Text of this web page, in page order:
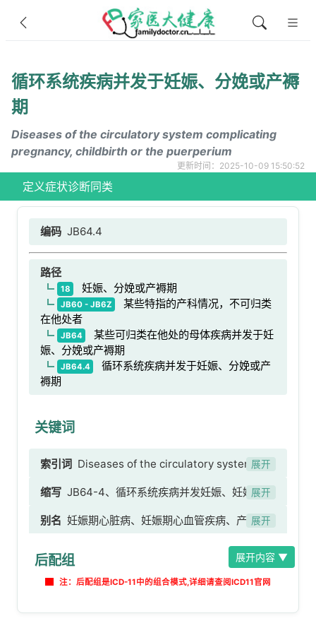
循环系统疾病并发于妊娠、分娩或产褥
期
Diseases of the circulatory system complicating
pregnancy, childbirth or the puerperium
更新时间：2025-10-09 15:50:52
定义症状诊断同类
编码 JB64.4
路径
18 妊娠、分娩或产褥期
JB60 - JB6Z
某些特指的产科情况，不可归类
在他处者
JB64
某些可归类在他处的母体疾病并发于妊
娠、分娩或产褥期
JB64.4
循环系统疾病并发于妊娠、分娩或产
褥期
关键词
索引词 Diseases of the circulatory system
complicating pregnancy, childbirth or the
puerperium、循环系统疾病并发于妊娠、分娩或
产褥期、自发性冠状动脉夹层并发于妊娠、分娩或
产褥期脑出血、产褥期小脑出血、产褥期缺血性脑
卒中、产褥期中风、产褥期脑室出血、产褥期脑血
褥期颅内出血、产褥期脑桥内出血、产褥期蛛网膜
展开
缩写 JB64-4、循环系统疾病并发妊娠、妊娠期循
环系统并发症、产褥期循环系统并发症
展开
别名 妊娠期心脏病、妊娠期心血管疾病、产褥期
疾病、妊娠合并心脏疾病、妊娠合并血管疾病、产
褥期心肌病
展开
后配组
注：后配组是ICD-11中的组合模式,详细请查阅ICD11官网
展开内容 ▼